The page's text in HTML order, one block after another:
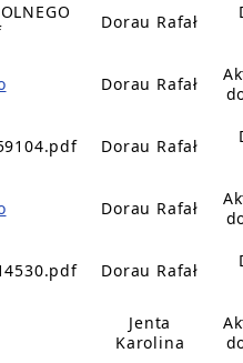
Dorau Rafał
Dorau Rafał
Dorau Rafał
Dorau Rafał
Dorau Rafał
Jenta
Karolina